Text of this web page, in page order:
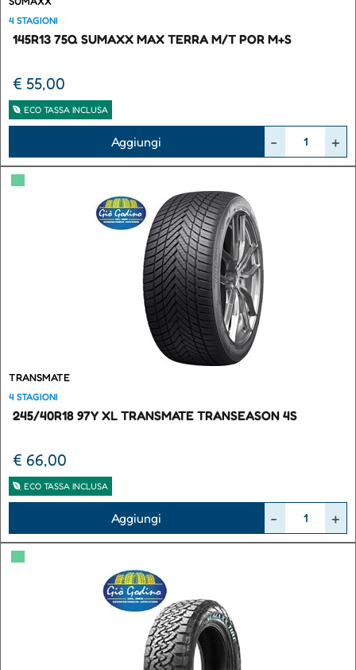
4 STAGIONI
145R13 75Q SUMAXX MAX TERRA M/T POR M+S
€ 55,00
ECO TASSA INCLUSA
Aggiungi
▀
TRANSMATE
4 STAGIONI
245/40R18 97Y XL TRANSMATE TRANSEASON 4S
€ 66,00
ECO TASSA INCLUSA
Aggiungi
▀